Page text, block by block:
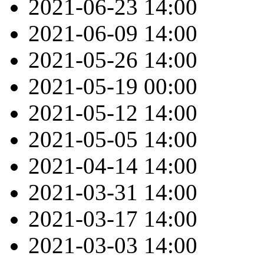
2021-06-23 14:00
2021-06-09 14:00
2021-05-26 14:00
2021-05-19 00:00
2021-05-12 14:00
2021-05-05 14:00
2021-04-14 14:00
2021-03-31 14:00
2021-03-17 14:00
2021-03-03 14:00